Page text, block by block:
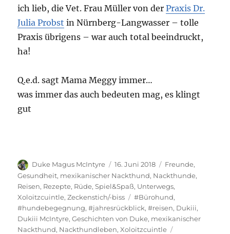
ich lieb, die Vet. Frau Müller von derPraxis Dr.
Julia Probst in Nürnberg-Langwasser – tolle
Praxis übrigens – war auch total beeindruckt,
ha!
Q.e.d. sagt Mama Meggy immer…
was immer das auch bedeuten mag, es klingt
gut
Autor
Duke Magus McIntyre
Veröffentlicht
am
16. Juni 2018 Kategorien
Freunde,
Gesundheit, mexikanischer Nackthund, Nackthunde,
Reisen, Rezepte, Rüde,Spiel&Spaß, Unterwegs,
Xoloitzcuintle,Zeckenstich/-biss Schlagwörter
#Bürohund,
#hundebegegnung,#jahresrückblick,#reisen, Dukiii,
Dukiii McIntyre,Geschichten von Duke, mexikanischer
Nackthund, Nackthundleben,Xoloitzcuintle